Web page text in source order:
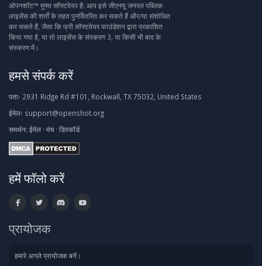
ओपनशॉट™ मुफ्त सॉफ्टवेयर है: आप इसे जीएनयू जनरल पब्लिक
लाइसेंस की शर्तों के तहत पुनर्वितरित कर सकते हैं और/या संशोधित
कर सकते हैं, जैसा कि फ्री सॉफ्टवेयर फाउंडेशन द्वारा प्रकाशित
किया गया है, या तो लाइसेंस के संस्करण 3, या किसी भी बाद के
संस्करण में।
हमसे संपर्क करें
पताः 2931 Ridge Rd #101, Rockwall, TX 75032, United States
ईमेलः support@openshot.org
समर्थन: ईमेल · मंच· डिस्कॉर्ड
हमें फॉलो करें
प्रायोजक
हमारे अगले प्रायोजक बनें।